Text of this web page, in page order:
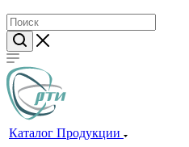
Каталог Продукции